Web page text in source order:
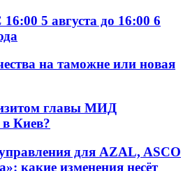
5 августа до 16:00 6
на таможне или новая
главы МИД
Киев?
для AZAL, ASCO
какие изменения несёт